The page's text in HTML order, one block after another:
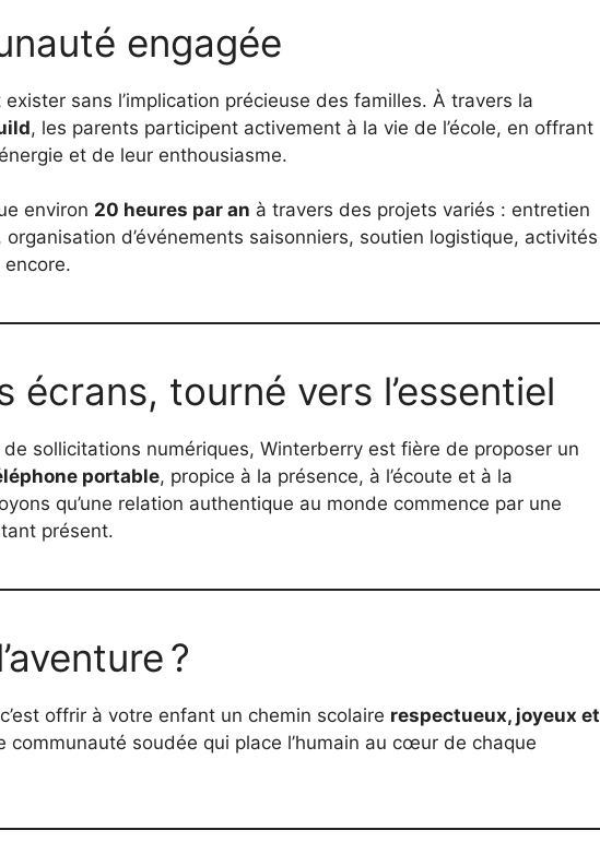
engagée
sans l’implication précieuse des familles. À travers la
, les parents participent activement à la vie de l’école, en offrant
et de leur enthousiasme.
environ 20 heures par an à travers des projets variés : entretien
d’événements saisonniers, soutien logistique, activités
écrans, tourné vers l’essentiel
sollicitations numériques, Winterberry est fière de proposer un
portable, propice à la présence, à l’écoute et à la
qu’une relation authentique au monde commence par une
présent.
?
offrir à votre enfant un chemin scolaire respectueux, joyeux et
communauté soudée qui place l’humain au cœur de chaque